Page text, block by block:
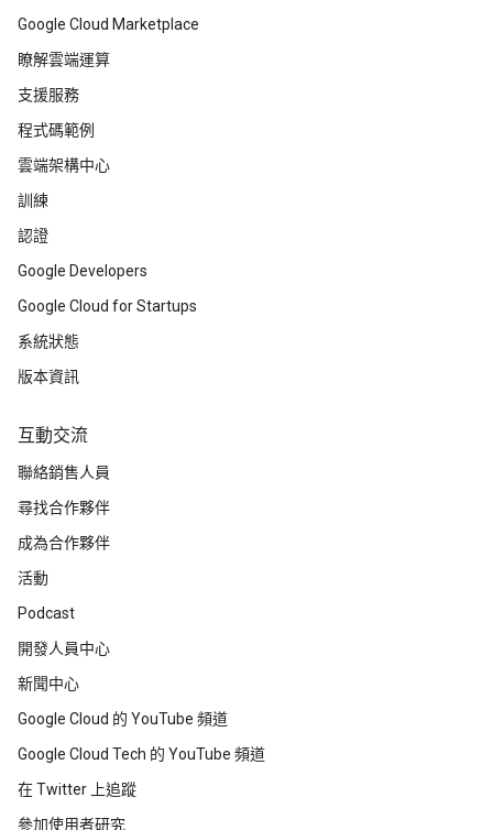
Google Cloud Marketplace
瞭解雲端運算
支援服務
程式碼範例
雲端架構中心
訓練
認證
Google Developers
Google Cloud for Startups
系統狀態
版本資訊
互動交流
聯絡銷售人員
尋找合作夥伴
成為合作夥伴
活動
Podcast
開發人員中心
新聞中心
Google Cloud 的 YouTube 頻道
Google Cloud Tech 的 YouTube 頻道
在 Twitter 上追蹤
參加使用者研究